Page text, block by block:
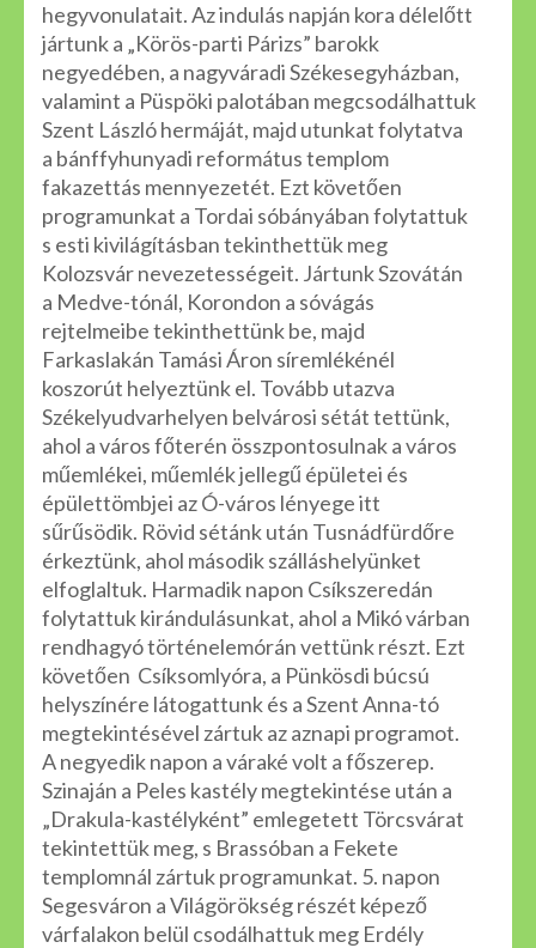
hegyvonulatait. Az indulás napján kora délelőtt
jártunk a „Körös-parti Párizs” barokk
negyedében, a nagyváradi Székesegyházban,
valamint a Püspöki palotában megcsodálhattuk
Szent László hermáját, majd utunkat folytatva
a bánffyhunyadi református templom
fakazettás mennyezetét. Ezt követően
programunkat a Tordai sóbányában folytattuk
s esti kivilágításban tekinthettük meg
Kolozsvár nevezetességeit. Jártunk Szovátán
a Medve-tónál, Korondon a sóvágás
rejtelmeibe tekinthettünk be, majd
Farkaslakán Tamási Áron síremlékénél
koszorút helyeztünk el. Tovább utazva
Székelyudvarhelyen belvárosi sétát tettünk,
ahol a város főterén összpontosulnak a város
műemlékei, műemlék jellegű épületei és
épülettömbjei az Ó-város lényege itt
sűrűsödik. Rövid sétánk után Tusnádfürdőre
érkeztünk, ahol második szálláshelyünket
elfoglaltuk. Harmadik napon Csíkszeredán
folytattuk kirándulásunkat, ahol a Mikó várban
rendhagyó történelemórán vettünk részt. Ezt
követően Csíksomlyóra, a Pünkösdi búcsú
helyszínére látogattunk és a Szent Anna-tó
megtekintésével zártuk az aznapi programot.
A negyedik napon a váraké volt a főszerep.
Szinaján a Peles kastély megtekintése után a
„Drakula-kastélyként” emlegetett Törcsvárat
tekintettük meg, s Brassóban a Fekete
templomnál zártuk programunkat. 5. napon
Segesváron a Világörökség részét képező
várfalakon belül csodálhattuk meg Erdély